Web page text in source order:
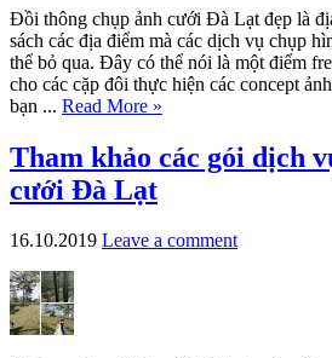
Đồi thông chụp ảnh cưới Đà Lạt đẹp là
sách các địa điểm mà các dịch vụ chụp
thể bỏ qua. Đây có thể nói là một điểm
cho các cặp đôi thực hiện các concept
bạn ... Read More »
Tham khảo các gói dịch
cưới Đà Lạt
16.10.2019 Leave a comment